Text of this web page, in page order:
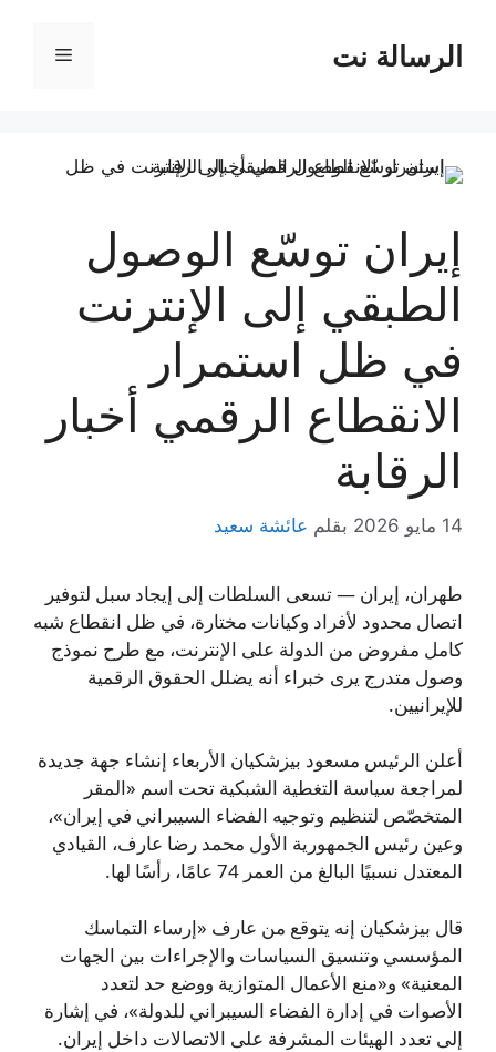
المحتوىالرسالة نت القائمة
إيران توسّع الوصول
الطبقي إلى الإنترنت
في ظل استمرار
الانقطاع الرقمي أخبار
الرقابة
14 مايو 2026 بقلم عائشة سعيد
طهران، إيران — تسعى السلطات إلى إيجاد سبل لتوفير
اتصال محدود لأفراد وكيانات مختارة، في ظل انقطاع شبه
كامل مفروض من الدولة على الإنترنت، مع طرح نموذج
وصول متدرج يرى خبراء أنه يضلل الحقوق الرقمية
للإيرانيين.
أعلن الرئيس مسعود بيزشكيان الأربعاء إنشاء جهة جديدة
لمراجعة سياسة التغطية الشبكية تحت اسم «المقر
المتخصّص لتنظيم وتوجيه الفضاء السيبراني في إيران»،
وعين رئيس الجمهورية الأول محمد رضا عارف، القيادي
المعتدل نسبيًا البالغ من العمر 74 عامًا، رأسًا لها.
قال بيزشكيان إنه يتوقع من عارف «إرساء التماسك
المؤسسي وتنسيق السياسات والإجراءات بين الجهات
المعنية» و«منع الأعمال المتوازية ووضع حد لتعدد
الأصوات في إدارة الفضاء السيبراني للدولة»، في إشارة
إلى تعدد الهيئات المشرفة على الاتصالات داخل إيران.